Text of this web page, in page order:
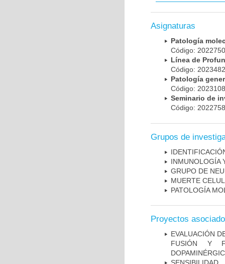
Asignaturas
Patología
Código:
Línea de
Código:
Patología
Código:
Seminario de
Código:
Grupos de
INMUNOLOGÍA
GRUPO DE
MUERTE
PATOLOGÍA
Proyectos
EVALUACIÓN
FUSIÓN Y